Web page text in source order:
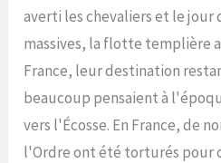
averti les chevaliers et le jour
massives, la flotte templière
France, leur destination
beaucoup pensaient à
vers l'Écosse. En France, de
l'Ordre ont été torturés pour